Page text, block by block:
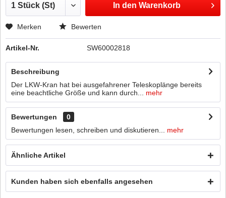
In den Warenkorb
Merken Bewerten
Artikel-Nr. SW60002818
Beschreibung
Der LKW-Kran hat bei ausgefahrener Teleskoplänge bereits
eine beachtliche Größe und kann durch...
mehr
Bewertungen
0
Bewertungen lesen, schreiben und diskutieren...
mehr
Ähnliche Artikel
Kunden haben sich ebenfalls angesehen